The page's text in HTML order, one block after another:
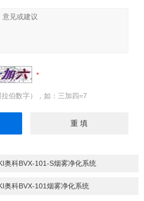
伯数字），如：三加四=7
奥科BVX-101-S烟雾净化系统
奥科BVX-101烟雾净化系统